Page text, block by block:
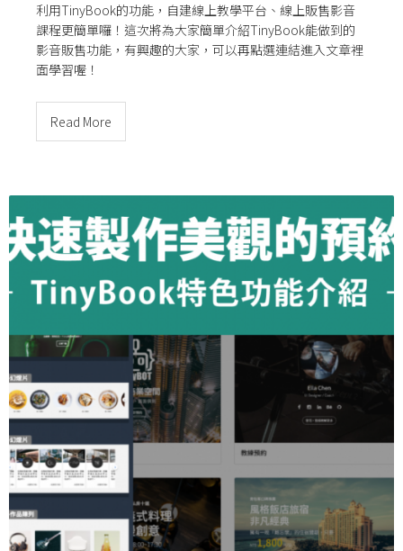
利用TinyBook的功能，自建線上教學平台、線上販售影音
課程更簡單囉！這次將為大家簡單介紹TinyBook能做到的
影音販售功能，有興趣的大家，可以再點選連結進入文章裡
面學習喔！
Read More